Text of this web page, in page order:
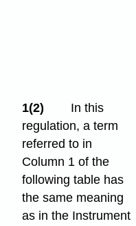
1(2)
In this
regulation, a term
referred to in
Column 1 of the
following table has
the same meaning
as in the Instrument